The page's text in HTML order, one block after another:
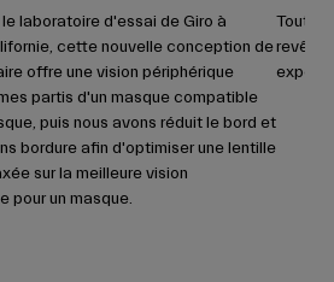
laboratoire d'essai de Giro à
cette nouvelle conception de
offre une vision périphérique
partis d'un masque compatible
puis nous avons réduit le bord et
bordure afin d'optimiser une lentille
sur la meilleure vision
pour un masque.
Toutes